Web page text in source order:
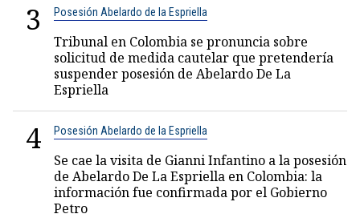
3 Posesión Abelardo de la Espriella
Tribunal en Colombia se pronuncia sobre
solicitud de medida cautelar que pretendería
suspender posesión de Abelardo De La
Espriella
4 Posesión Abelardo de la Espriella
Se cae la visita de Gianni Infantino a la posesión
de Abelardo De La Espriella en Colombia: la
información fue confirmada por el Gobierno
Petro